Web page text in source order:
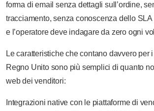
forma di email senza dettagli sull’ordine,
tracciamento, senza conoscenza dello
e l’operatore deve indagare da zero ogni
Le caratteristiche che contano davvero per
Regno Unito sono più semplici di quanto
web dei venditori:
Integrazioni native con le piattaforme di